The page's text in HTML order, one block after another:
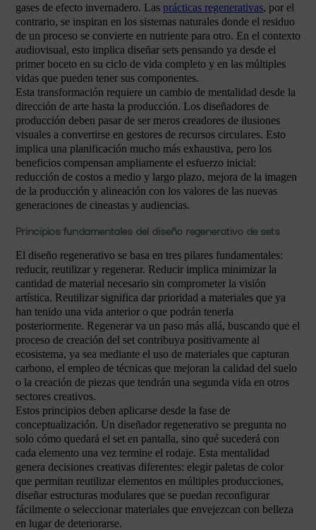
gases de efecto invernadero. Las prácticas regenerativas, por el
contrario, se inspiran en los sistemas naturales donde el residuo
de un proceso se convierte en nutriente para otro. En el contexto
audiovisual, esto implica diseñar sets pensando ya desde el
primer boceto en su ciclo de vida completo y en las múltiples
vidas que pueden tener sus componentes.
Esta transformación requiere un cambio de mentalidad desde la
dirección de arte hasta la producción. Los diseñadores de
producción deben pasar de ser meros creadores de ilusiones
visuales a convertirse en gestores de recursos circulares. Esto
implica una planificación mucho más exhaustiva, pero los
beneficios compensan ampliamente el esfuerzo inicial:
reducción de costos a medio y largo plazo, mejora de la imagen
de la producción y alineación con los valores de las nuevas
generaciones de cineastas y audiencias.
Principios fundamentales del diseño regenerativo de sets
El diseño regenerativo se basa en tres pilares fundamentales:
reducir, reutilizar y regenerar. Reducir implica minimizar la
cantidad de material necesario sin comprometer la visión
artística. Reutilizar significa dar prioridad a materiales que ya
han tenido una vida anterior o que podrán tenerla
posteriormente. Regenerar va un paso más allá, buscando que el
proceso de creación del set contribuya positivamente al
ecosistema, ya sea mediante el uso de materiales que capturan
carbono, el empleo de técnicas que mejoran la calidad del suelo
o la creación de piezas que tendrán una segunda vida en otros
sectores creativos.
Estos principios deben aplicarse desde la fase de
conceptualización. Un diseñador regenerativo se pregunta no
solo cómo quedará el set en pantalla, sino qué sucederá con
cada elemento una vez termine el rodaje. Esta mentalidad
genera decisiones creativas diferentes: elegir paletas de color
que permitan reutilizar elementos en múltiples producciones,
diseñar estructuras modulares que se puedan reconfigurar
fácilmente o seleccionar materiales que envejezcan con belleza
en lugar de deteriorarse.